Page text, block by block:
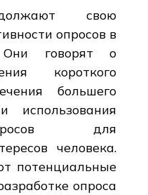
свою
опросов в
Они говорят о
короткого
большего
использования
для
человека.
потенциальные
опроса